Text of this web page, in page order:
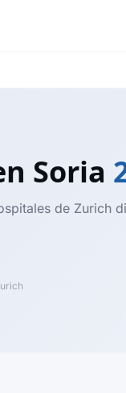
Soria
de Zurich